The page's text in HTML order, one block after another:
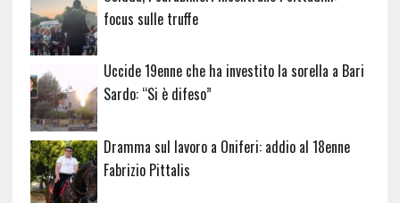
focus sulle truffe
Uccide 19enne che ha investito la sorella a Bari
Sardo: “Si è difeso”
Dramma sul lavoro a Oniferi: addio al 18enne
Fabrizio Pittalis